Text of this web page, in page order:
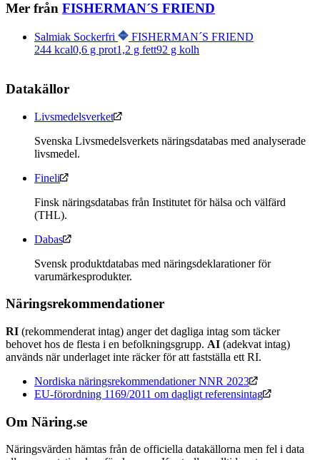
Mer från FISHERMAN´S FRIEND
Salmiak Sockerfri
FISHERMAN´S FRIEND
244 kcal0,6 g prot1,2 g fett92 g kolh
Datakällor
Livsmedelsverket
Svenska Livsmedelsverkets näringsdatabas med analyserade
livsmedel.
Fineli
Finsk näringsdatabas från Institutet för hälsa och välfärd
(THL).
Dabas
Svensk produktdatabas med näringsdeklarationer för
varumärkesprodukter.
Näringsrekommendationer
RI (rekommenderat intag) anger det dagliga intag som täcker
behovet hos de flesta i en befolkningsgrupp. AI (adekvat intag)
används när underlaget inte räcker för att fastställa ett RI.
Nordiska näringsrekommendationer NNR 2023
EU-förordning 1169/2011 om dagligt referensintag
Om Näring.se
Näringsvärden hämtas från de officiella datakällorna men fel i data